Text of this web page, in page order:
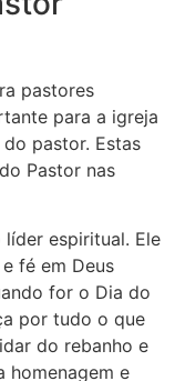
pastores
para a igreja
pastor. Estas
Pastor nas
espiritual. Ele
fé em Deus
for o Dia do
por tudo o que
do rebanho e
homenagem e